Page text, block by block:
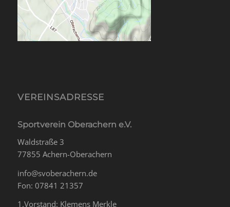
VEREINSADRESSE
Sportverein Oberachern e.V.
Waldstraße 3
77855 Achern-Oberachern
info@svoberachern.de
Fon: 07841 21357
1.Vorstand: Klemens Merkle